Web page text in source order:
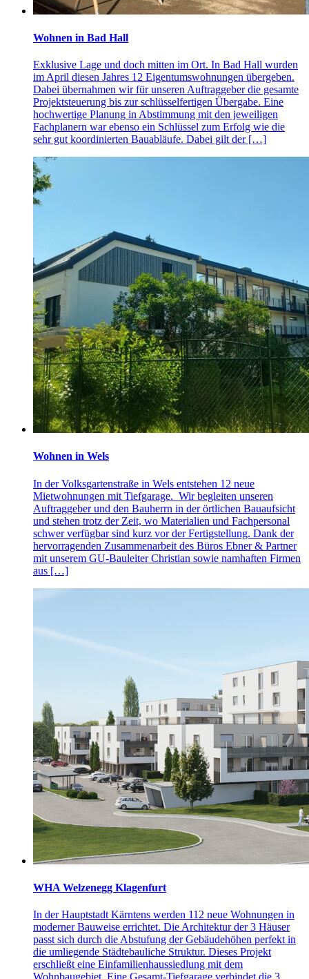
Wohnen in Bad Hall
Exklusive Lage und doch mitten im Ort. In Bad Hall wurden
im April diesen Jahres 12 Eigentumswohnungen übergeben.
Dabei übernahmen wir für unseren Auftraggeber die gesamte
Projektsteuerung bis zur schlüsselfertigen Übergabe. Eine
hochwertige Planung in Abstimmung mit den jeweiligen
Fachplanern war ebenso ein Schlüssel zum Erfolg wie die
sehr gut koordinierten Bauabläufe. Dabei gilt der […]
Wohnen in Wels
In der Volksgartenstraße in Wels entstehen 12 neue
Mietwohnungen mit Tiefgarage. Wir begleiten unseren
Auftraggeber und den Bauherrn in der örtlichen Bauaufsicht
und stehen trotz der Zeit, wo Materialien und Fachpersonal
schwer verfügbar sind kurz vor der Fertigstellung. Dank der
hervorragenden Zusammenarbeit des Büros Ebner & Partner
mit unserem GU-Bauleiter Christian sowie namhaften Firmen
aus […]
WHA Welzenegg Klagenfurt
In der Hauptstadt Kärntens werden 112 neue Wohnungen in
moderner Bauweise errichtet. Die Architektur der 3 Häuser
passt sich durch die Abstufung der Gebäudehöhen perfekt in
die umliegende Städtebauliche Struktur. Dieses Projekt
erschließt eine Einfamilienhaussiedlung mit dem